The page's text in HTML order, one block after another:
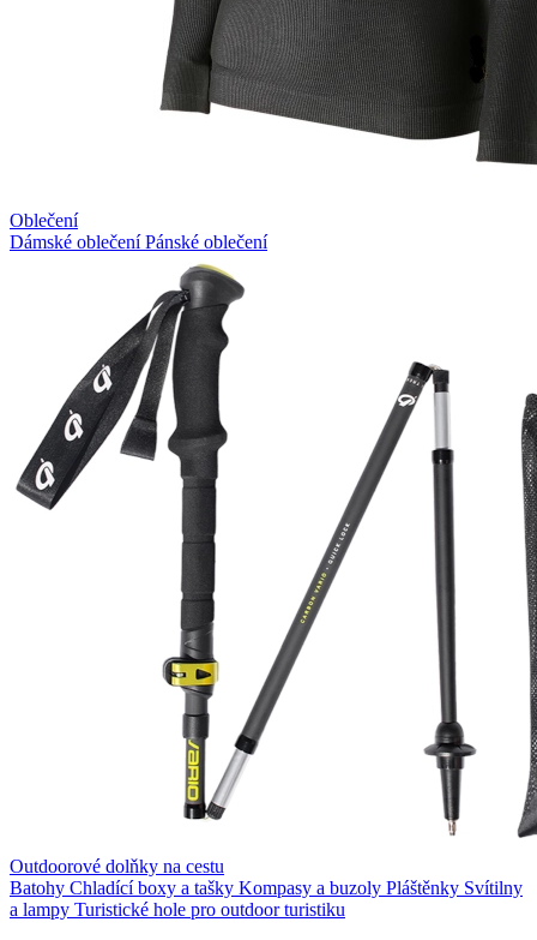
Oblečení
Dámské oblečeníPánské oblečení
Outdoorové dolňky na cestu
Batohy Chladící boxy a tašky Kompasy a buzoly Pláštěnky Svítilny
a lampy Turistické hole pro outdoor turistiku